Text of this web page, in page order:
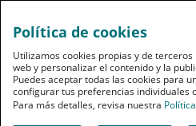
Política de cookies
Utilizamos cookies propias y de
web y personalizar el contenido y la
Puedes aceptar todas las cookies para
configurar tus preferencias individuales
Para más detalles, revisa nuestra